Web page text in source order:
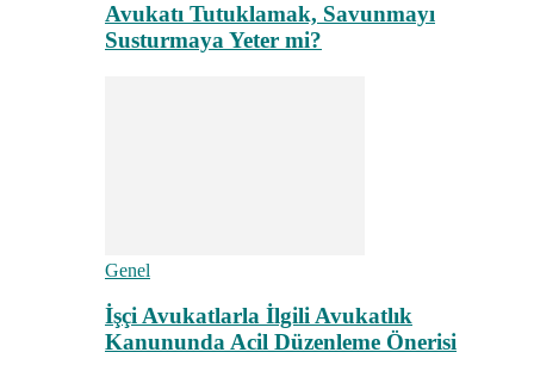
Avukatı Tutuklamak, Savunmayı
Susturmaya Yeter mi?
Genel
İşçi Avukatlarla İlgili Avukatlık
Kanununda Acil Düzenleme Önerisi